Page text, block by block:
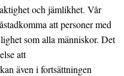
och jämlikhet. Vår
att personer med
som alla människor. Det
att
även i fortsättningen